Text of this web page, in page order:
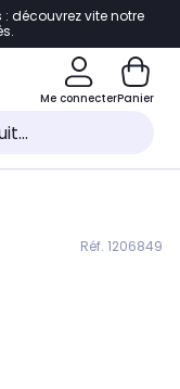
découvrez vite notre
Me connecterPanier
Réf. 1206849